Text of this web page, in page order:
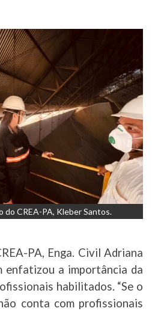
do CREA-PA, Kleber Santos.
PA, Enga. Civil Adriana
enfatizou a importância da
habilitados. “Se o
conta com profissionais